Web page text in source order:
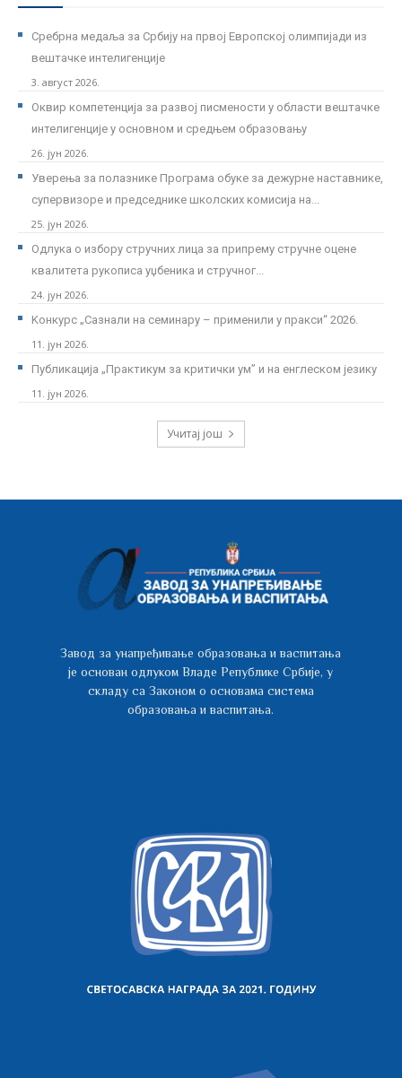
Сребрна медаља за Србију на првој Европској олимпијади из
вештачке интелигенције
3. август 2026.
Оквир компетенција за развој писмености у области вештачке
интелигенције у основном и средњем образовању
26. јун 2026.
Уверења за полазнике Програмa обуке за дежурне наставнике,
супервизоре и председнике школских комисија на...
25. јун 2026.
Одлука о избору стручних лица за припрему стручне оцене
квалитета рукописа уџбеника и стручног...
24. јун 2026.
Kонкурс „Сазнали на семинару – применили у пракси“ 2026.
11. јун 2026.
Публикација „Практикум за критички ум” и на енглеском језику
11. јун 2026.
Учитај још
Завод за унапређивање образовања и васпитања
је основан одлуком Владе Републике Србије, у
складу са Законом о основама система
образовања и васпитања.